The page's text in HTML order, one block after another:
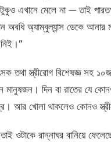
এখানে মেলে না — তাই
অবধি অ্যাম্বুল্যান্স ডেকে
তথা স্ত্রীরোগ বিশেষজ্ঞ সহ
মানুষজন। দিন বা রাতের যে
আর খোলা থাকলেও কোনও
তাই ওটাকে রান্নাঘর বানিয়ে